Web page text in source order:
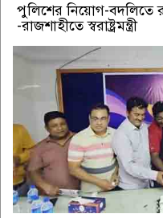
পুলিশের নিয়োগ-বদলিতে
-রাজশাহীতে স্বরাষ্ট্রমন্ত্রী